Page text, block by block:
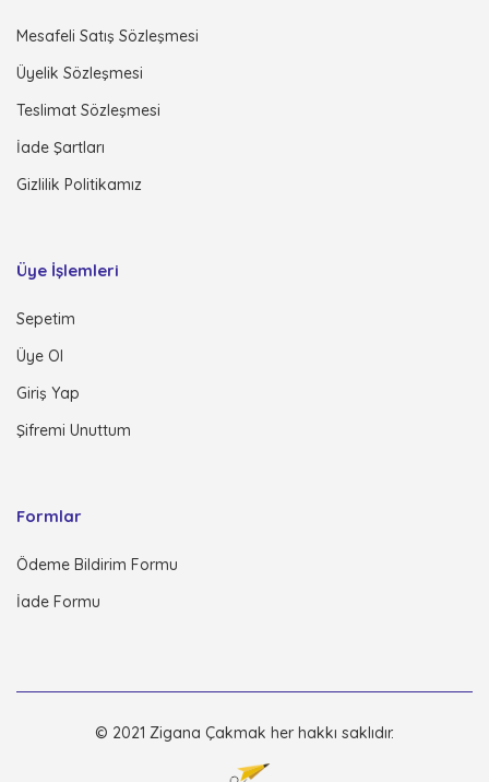
Mesafeli Satış Sözleşmesi
Üyelik Sözleşmesi
Teslimat Sözleşmesi
İade Şartları
Gizlilik Politikamız
Üye İşlemleri
Sepetim
Üye Ol
Giriş Yap
Şifremi Unuttum
Formlar
Ödeme Bildirim Formu
İade Formu
© 2021 Zigana Çakmak her hakkı saklıdır.